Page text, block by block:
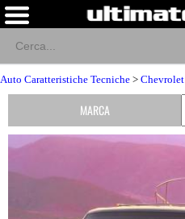
Auto Caratteristiche Tecniche > Chevrolet
MARCA